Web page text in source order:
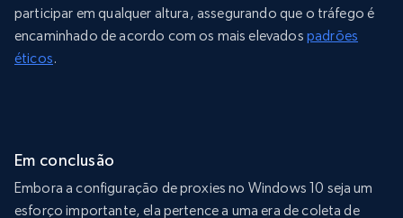
participar em qualquer altura, assegurando que o tráfego é
encaminhado de acordo com os mais elevados padrões
éticos.
Em conclusão
Embora a configuração de proxies no Windows 10 seja um
esforço importante, ela pertence a uma era de coleta de